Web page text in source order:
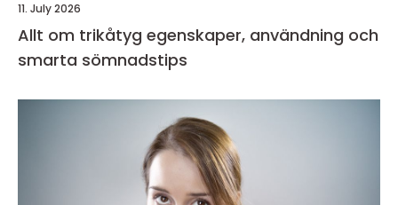
11. July 2026
Allt om trikåtyg egenskaper, användning och
smarta sömnadstips